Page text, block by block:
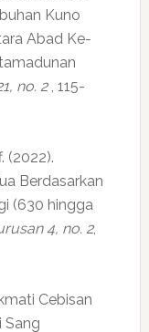
Kuno
Abad Ke-
no. 2 , 115-
(2022).
Berdasarkan
(630 hingga
4, no. 2,
Cebisan
Sang